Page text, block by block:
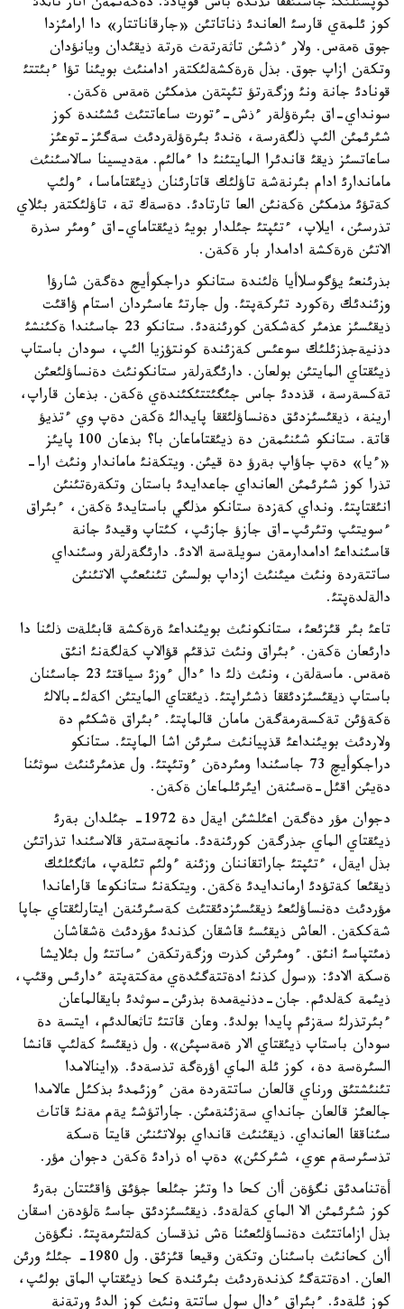
كوپشئلئگئ جاستئققا تذندة باس قويادئ. دةگةنمةن اتار تاثدئ
كوز ئلمةي قارسئ العاندئ ذناتاتئن «جارقاناتتار» دا ارامئزدا
جوق ةمةس. ولار ءذشئن تاثةرتةث ةرتة ذيقئدان ويانؤدان
وتكةن ازاپ جوق. بذل ةرةكشةلئكتةر ادامنئث بويئنا تؤا ءبئتتئ
قونادئ جانة ونئ وزگةرتؤ تئپتةن مذمكئن ةمةس ةكةن.
سونداي-اق بئرةؤلةر ءذش-ءتورت ساعاتتئث ئشئندة كوز
شئرئمئن الئپ ذلگةرسة، ةندئ بئرةؤلةردئث سةگئز-توعئز
ساعاتسئز ذيقئ قاندئرا المايتئنئ دا ءمالئم. مةديسينا سالاسئنئث
ماماندارئ ادام بئرنةشة تاؤلئك قاتارئنان ذيئقتاماسا، ءولئپ
كةتؤئ مذمكئن ةكةنئن العا تارتادئ. دةسةك تة، تاؤلئكتةر بئلاي
تذرسئن، ايلاپ، ءتئپتئ جئلدار بويئ ذيئقتاماي-اق ءومئر سذرة
الاتئن ةرةكشة ادامدار بار ةكةن.
بذرئنعئ يؤگوسلاأيا ةلئندة ستانكو دراجكوأيچ دةگةن شارؤا
وزئندئك رةكورد تئركةپتئ. ول جارتئ عاسئردان استام ؤاقئت
ذيقئسئز عذمئر كةشكةن كورئنةدئ. ستانكو 23 جاسئندا ةكئنشئ
دذنيةجذزئلئك سوعئس كةزئندة كونتؤزيا الئپ، سودان باستاپ
ذيئقتاي المايتئن بولعان. دارئگةرلةر ستانكونئث دةنساؤلئعئن
تةكسةرسة، قذددئ جاس جئگئتتئكئندةي ةكةن. بذعان قاراپ،
ارينة، ذيقئسئزدئق دةنساؤلئققا پايدالئ ةكةن دةپ وي ءتذيؤ
قاتة. ستانكو شئنئمةن دة ذيئقتاماعان با؟ بذعان 100 پايئز
«ءيا» دةپ جاؤاپ بةرؤ دة قيئن. ويتكةنئ ماماندار ونئث ارا-
تذرا كوز شئرئمئن العانداي جاعدايدئ باستان وتكةرةتئنئن
انئقتاپتئ. ونداي كةزدة ستانكو مذلگي باستايدئ ةكةن، ءبئراق
ءسويتئپ وتئرئپ-اق جازؤ جازئپ، كئتاپ وقيدئ جانة
قاسئنداعئ ادامدارمةن سويلةسة الادئ. دارئگةرلةر وسئنداي
ساتتةردة ونئث ميئنئث ازداپ بولسئن تئنئعئپ الاتئنئن
دالةلدةپتئ.
تاعئ بئر قئزئعئ، ستانكونئث بويئنداعئ ةرةكشة قابئلةت ذلئنا دا
دارئعان ةكةن. ءبئراق ونئث تذقئم قؤالاپ كةلگةنئ انئق
ةمةس. ماسةلةن، ونئث ذلئ دا ءدال ءوزئ سياقتئ 23 جاسئنان
باستاپ ذيقئسئزدئققا ذشئراپتئ. ذيئقتاي المايتئن اكةلئ-بالالئ
ةكةؤئن تةكسةرمةگةن مامان قالماپتئ. ءبئراق ةشكئم دة
ولاردئث بويئنداعئ قذپيانئث سئرئن اشا الماپتئ. ستانكو
دراجكوأيچ 73 جاسئندا ومئردةن ءوتئپتئ. ول عذمئرئنئث سوثئنا
دةيئن اقئل-ةسئنةن ايئرئلماعان ةكةن.
دجوان مؤر دةگةن اعئلشئن ايةل دة 1972- جئلدان بةرئ
ذيئقتاي الماي جذرگةن كورئنةدئ. مانچةستةر قالاسئندا تذراتئن
بذل ايةل، ءتئپتئ جاراتقاننان وزئنة ءولئم تئلةپ، ماثگئلئك
ذيقئعا كةتؤدئ ارماندايدئ ةكةن. ويتكةنئ ستانكوعا قاراعاندا
مؤردئث دةنساؤلئعئ ذيقئسئزدئقتئث كةسئرئنةن ايتارلئقتاي جاپا
شةككةن. العاش ذيقئسئ قاشقان كذندئ مؤردئث ةشقاشان
ذمئتپاسئ انئق. ءومئرئن كذرت وزگةرتكةن ءساتتئ ول بئلايشا
ةسكة الادئ: «سول كذنئ ادةتتةگئدةي مةكتةپتة ءدارئس وقئپ،
ذيئمة كةلدئم. جان-دذنيةمدة بذرئن-سوثدئ بايقالماعان
ءبئرتذرلئ سةزئم پايدا بولدئ. وعان قاتتئ تاثعالدئم، ايتسة دة
سودان باستاپ ذيئقتاي الار ةمةسپئن». ول ذيقئسئ كةلئپ قانشا
السئرةسة دة، كوز ئلة الماي اؤرةگة تذسةدئ. «اينالامدا
تئنئشتئق ورناي قالعان ساتتةردة مةن ءوزئمدئ بذكئل عالامدا
جالعئز قالعان جانداي سةزئنةمئن. جاراتؤشئ يةم مةنئ قاتاث
سئناققا العانداي. ذيقئنئث قانداي بولاتئنئن قايتا ةسكة
تذسئرسةم عوي، شئركئن» دةپ اه ذرادئ ةكةن دجوان مؤر.
أةتنامدئق نگؤةن أان كحا دا وتئز جئلعا جؤئق ؤاقئتتان بةرئ
كوز شئرئمئن الا الماي كةلةدئ. ذيقئسئزدئق جاسئ ةلؤدةن اسقان
بذل ازاماتتئث دةنساؤلئعئنا ةش نذقسان كةلتئرمةپتئ. نگؤةن
أان كحانئث باسئنان وتكةن وقيعا قئزئق. ول 1980- جئلئ ورئن
العان. ادةتتةگئ كذندةردئث بئرئندة كحا ذيئقتاپ الماق بولئپ،
كوز ئلةدئ. ءبئراق ءدال سول ساتتة ونئث كوز الدئ ورتةنة